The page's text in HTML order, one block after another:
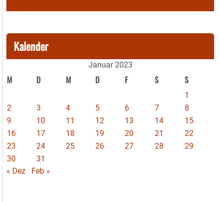
Kalender
Januar 2023
M D M D F S S
1
2
3 4 5 6 7
8
9
10 11 12 13 14
15
16
17 18 19 20 21
22
23
24 25 26 27 28
29
30
31
« Dez
Feb »